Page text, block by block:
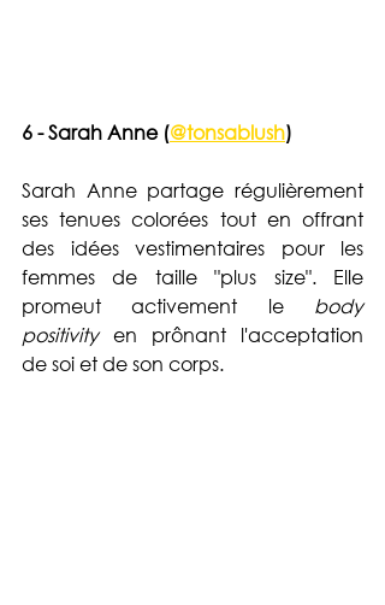
6 - Sarah Anne (@tonsablush)
Sarah Anne partage régulièrement
ses tenues colorées tout en offrant
des idées vestimentaires pour les
femmes de taille "plus size". Elle
promeut activement le body
positivity en prônant l'acceptation
de soi et de son corps.